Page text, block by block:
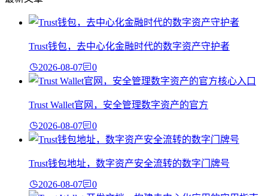
Trust钱包，去中心化金融时代的数字资产守护者
2026-08-07 0
Trust Wallet官网，安全管理数字资产的官方
2026-08-07 0
Trust钱包地址，数字资产安全流转的数字门牌号
2026-08-07 0